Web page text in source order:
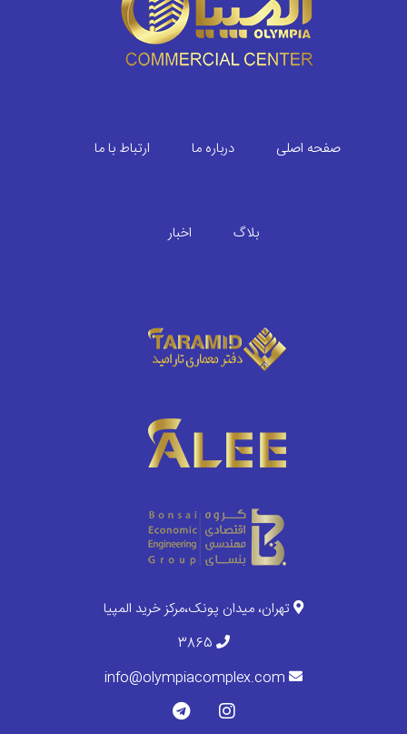
صفحه اصلی درباره ما ارتباط با ما
بلاگ اخبار
تهران، میدان پونک،مرکز خرید المپیا
info@olympiacomplex.com